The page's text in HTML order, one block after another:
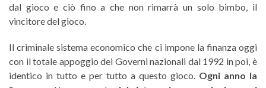
dal gioco e ciò fino a che non rimarrà un solo bimbo, il
vincitore del gioco.
Il criminale sistema economico che ci impone la finanza oggi
con il totale appoggio dei Governi nazionali dal 1992 in poi, è
identico in tutto e per tutto a questo gioco. Ogni anno la